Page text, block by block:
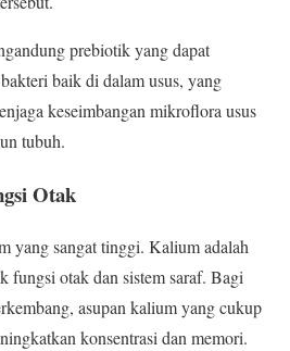
prebiotik yang dapat
baik di dalam usus, yang
keseimbangan mikroflora usus
tubuh.
Otak
yang sangat tinggi. Kalium adalah
fungsi otak dan sistem saraf. Bagi
asupan kalium yang cukup
konsentrasi dan memori.